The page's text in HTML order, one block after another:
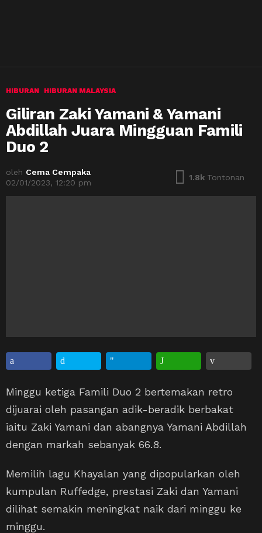
HIBURAN HIBURAN MALAYSIA
Giliran Zaki Yamani & Yamani
Abdillah Juara Mingguan Famili
Duo 2
oleh Cema Cempaka
02/01/2023, 12:20 pm
1.8k Tontonan
Minggu ketiga Famili Duo 2 bertemakan retro
dijuarai oleh pasangan adik-beradik berbakat
iaitu Zaki Yamani dan abangnya Yamani Abdillah
dengan markah sebanyak 66.8.
Memilih lagu Khayalan yang dipopularkan oleh
kumpulan Ruffedge, prestasi Zaki dan Yamani
dilihat semakin meningkat naik dari minggu ke
minggu.